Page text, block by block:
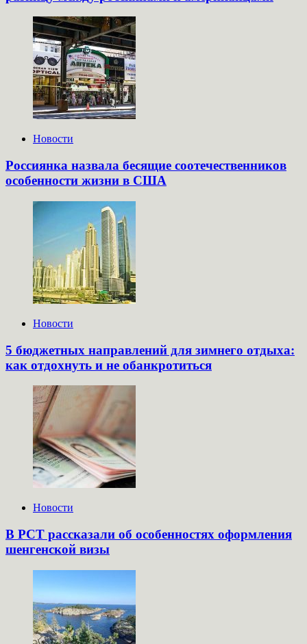
Новости
Россиянка назвала бесящие соотечественников
особенности жизни в США
Новости
5 бюджетных направлений для зимнего отдыха:
как отдохнуть и не обанкротиться
Новости
В РСТ рассказали об особенностях оформления
шенгенской визы